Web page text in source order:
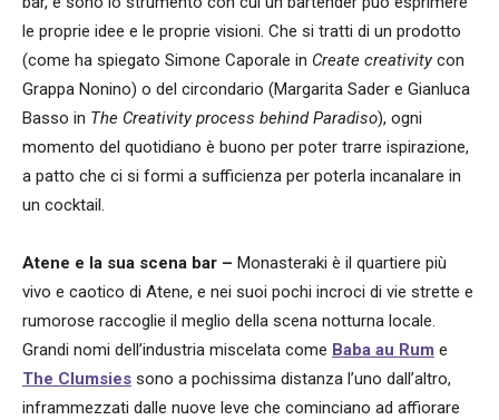
le proprie idee e le proprie visioni. Che si tratti di un prodotto
(come ha spiegato Simone Caporale in Create creativitycon
Grappa Nonino) o del circondario (Margarita Sader e Gianluca
Basso in The Creativity process behind Paradiso), ogni
momento del quotidiano è buono per poter trarre ispirazione,
a patto che ci si formi a sufficienza per poterla incanalare in
un cocktail.
Atene e la sua scena bar – Monasteraki è il quartiere più
vivo e caotico di Atene, e nei suoi pochi incroci di vie strette e
rumorose raccoglie il meglio della scena notturna locale.
Grandi nomi dell’industria miscelata come Baba au Rum e
The Clumsies sono a pochissima distanza l’uno dall’altro,
inframmezzati dalle nuove leve che cominciano ad affiorare